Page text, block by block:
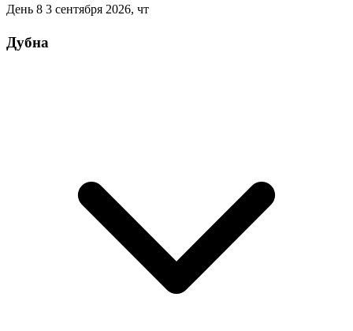
День 8 3 сентября 2026, чт
Дубна